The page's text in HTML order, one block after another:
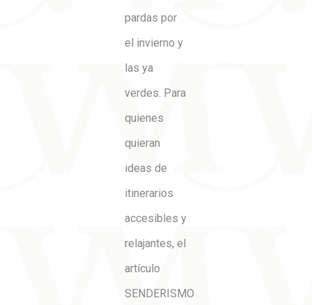
pardas por
el invierno y
las ya
verdes. Para
quienes
quieran
ideas de
itinerarios
accesibles y
relajantes, el
artículo
SENDERISMO